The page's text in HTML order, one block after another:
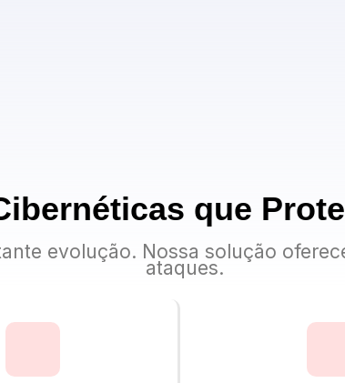
que
evolução. Nossa solução
ataques.